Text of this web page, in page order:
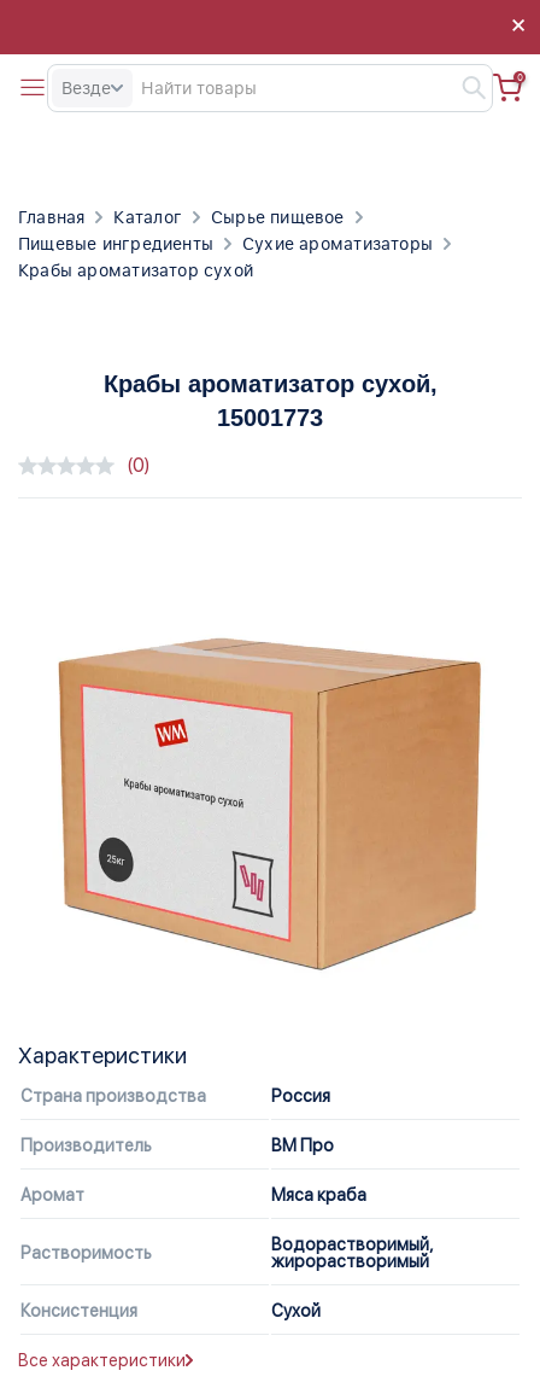
×
×
Везде
0
Главная Каталог
Сырье пищевое
Пищевые ингредиенты
Сухие ароматизаторы
Крабы ароматизатор сухой
Крабы ароматизатор сухой,
15001773
(0)
Характеристики
Страна производства Россия
Производитель ВМ Про
Аромат Мяса краба
Растворимость
Водорастворимый,
жирорастворимый
Консистенция Сухой
Все характеристики